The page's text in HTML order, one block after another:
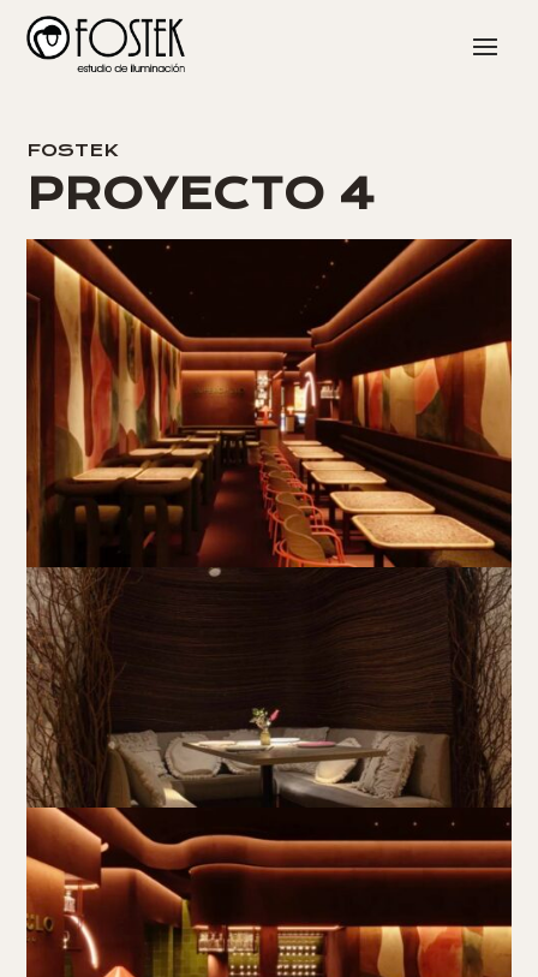
FOSTEK
PROYECTO 4